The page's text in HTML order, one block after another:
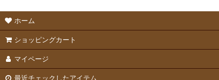
ホーム
ショッピングカート
マイページ
最近チェックしたアイテム